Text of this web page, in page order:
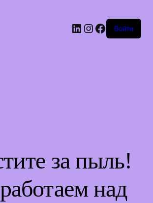
LinkedIn
Instagram
Facebook
Войти
за пыль!
над